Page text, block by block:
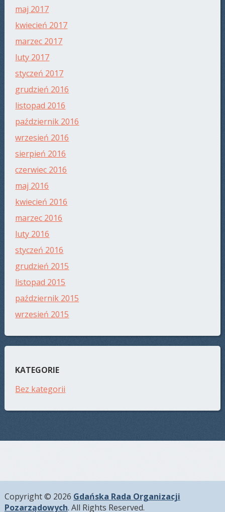
maj 2017
kwiecień 2017
marzec 2017
luty 2017
styczeń 2017
grudzień 2016
listopad 2016
październik 2016
wrzesień 2016
sierpień 2016
czerwiec 2016
maj 2016
kwiecień 2016
marzec 2016
luty 2016
styczeń 2016
grudzień 2015
listopad 2015
październik 2015
wrzesień 2015
KATEGORIE
Bez kategorii
Copyright © 2026 Gdańska Rada Organizacji
Pozarządowych. All Rights Reserved.